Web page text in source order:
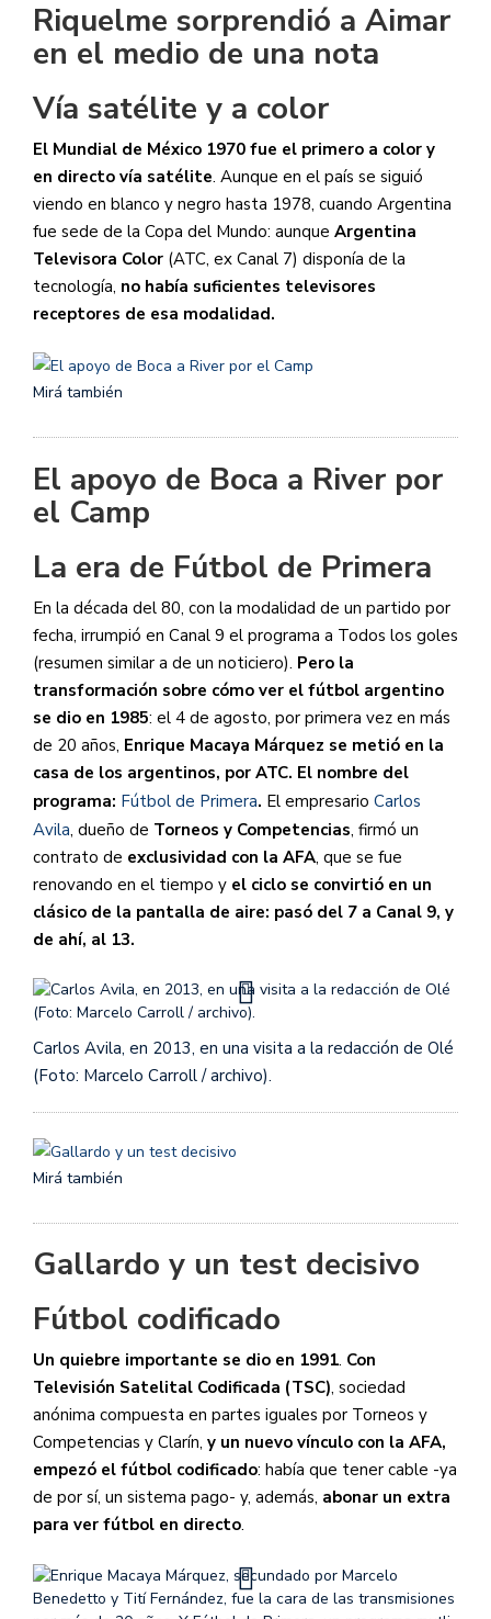
Riquelme sorprendió a Aimar
en el medio de una nota
Vía satélite y a color
El Mundial de México 1970 fue el primero a color y
en directo vía satélite. Aunque en el país se siguió
viendo en blanco y negro hasta 1978, cuando Argentina
fue sede de la Copa del Mundo: aunque Argentina
Televisora Color (ATC, ex Canal 7) disponía de la
tecnología, no había suficientes televisores
receptores de esa modalidad.
Mirá también
El apoyo de Boca a River por
el Camp
La era de Fútbol de Primera
En la década del 80, con la modalidad de un partido por
fecha, irrumpió en Canal 9 el programa a Todos los goles
(resumen similar a de un noticiero). Pero la
transformación sobre cómo ver el fútbol argentino
se dio en 1985: el 4 de agosto, por primera vez en más
de 20 años, Enrique Macaya Márquez se metió en la
casa de los argentinos, por ATC. El nombre del
programa: Fútbol de Primera. El empresario Carlos
Avila, dueño de Torneos y Competencias, firmó un
contrato de exclusividad con la AFA, que se fue
renovando en el tiempo y el ciclo se convirtió en un
clásico de la pantalla de aire: pasó del 7 a Canal 9, y
de ahí, al 13.
Carlos Avila, en 2013, en una visita a la redacción de Olé
(Foto: Marcelo Carroll / archivo).
Mirá también
Gallardo y un test decisivo
Fútbol codificado
Un quiebre importante se dio en 1991. Con
Televisión Satelital Codificada (TSC), sociedad
anónima compuesta en partes iguales por Torneos y
Competencias y Clarín, y un nuevo vínculo con la AFA,
empezó el fútbol codificado: había que tener cable -ya
de por sí, un sistema pago- y, además, abonar un extra
para ver fútbol en directo.